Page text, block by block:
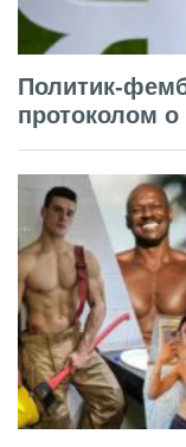
Политик-
протоколом о